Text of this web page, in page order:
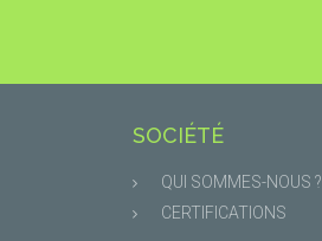
SOCIÉTÉ
QUI SOMMES-NOUS ?
CERTIFICATIONS